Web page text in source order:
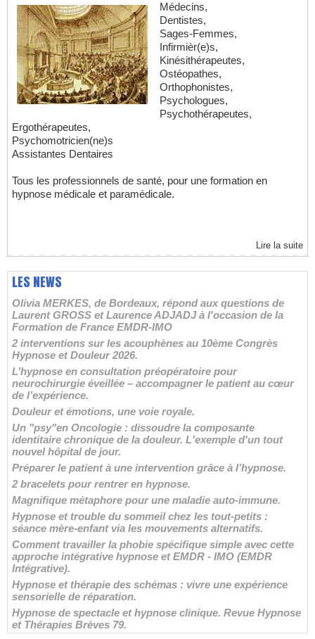
Médecins,
Dentistes,
Sages-Femmes,
Infirmièr(e)s,
Kinésithérapeutes,
Ostéopathes,
Orthophonistes,
Psychologues,
Psychothérapeutes,
Ergothérapeutes,
Psychomotricien(ne)s
Assistantes Dentaires
Tous les professionnels de santé, pour une formation en
hypnose médicale et paramédicale.
Lire la suite
LES NEWS
Olivia MERKES, de Bordeaux, répond aux questions de
Laurent GROSS et Laurence ADJADJ à l'occasion de la
Formation de France EMDR-IMO
2 interventions sur les acouphènes au 10ème Congrès
Hypnose et Douleur 2026.
L’hypnose en consultation préopératoire pour
neurochirurgie éveillée – accompagner le patient au cœur
de l’expérience.
Douleur et émotions, une voie royale.
Un "psy"en Oncologie : dissoudre la composante
identitaire chronique de la douleur. L'exemple d'un tout
nouvel hôpital de jour.
Préparer le patient à une intervention grâce à l’hypnose.
2 bracelets pour rentrer en hypnose.
Magnifique métaphore pour une maladie auto-immune.
Hypnose et trouble du sommeil chez les tout-petits :
séance mère-enfant via les mouvements alternatifs.
Comment travailler la phobie spécifique simple avec cette
approche intégrative hypnose et EMDR - IMO (EMDR
Intégrative).
Hypnose et thérapie des schémas : vivre une expérience
sensorielle de réparation.
Hypnose de spectacle et hypnose clinique. Revue Hypnose
et Thérapies Brèves 79.